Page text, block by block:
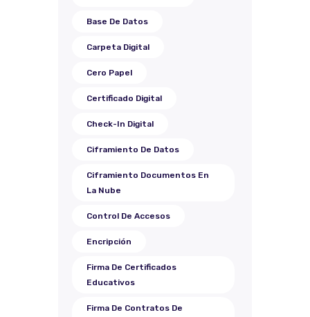
Base De Datos
Carpeta Digital
Cero Papel
Certificado Digital
Check-In Digital
Ciframiento De Datos
Ciframiento Documentos En
La Nube
Control De Accesos
Encripción
Firma De Certificados
Educativos
Firma De Contratos De